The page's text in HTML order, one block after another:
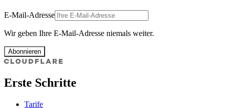
E-Mail-Adresse
Wir geben Ihre E-Mail-Adresse niemals weiter.
Abonnieren
Erste Schritte
Tarife